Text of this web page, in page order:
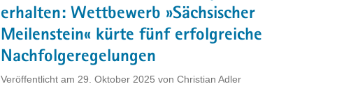
–
eine
Zwischenbilanz,
die
zeigt:
erhalten: Wettbewerb »Sächsischer
Meilenstein« kürte fünf erfolgreiche
Nachfolgeregelungen
Veröffentlicht am 29. Oktober 2025 von Christian Adler